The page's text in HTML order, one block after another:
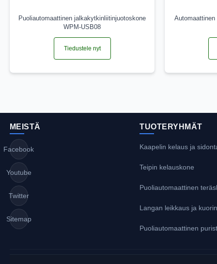
Puoliautomaattinen jalkakytkinliitinjuotoskone
WPM-USB08
Tiedustele nyt
Automaattinen
MEISTÄ
Facebook
Youtube
Twitter
Sitemap
TUOTERYHMÄT
Kaapelin kelaus ja
Teipin kelauskone
Puoliautomaattinen
Langan leikkaus ja
Puoliautomaattinen